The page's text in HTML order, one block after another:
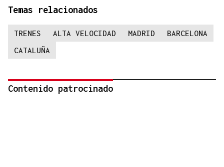
Temas relacionados
TRENES ALTA VELOCIDAD MADRID
BARCELONA
CATALUÑA
Contenido patrocinado